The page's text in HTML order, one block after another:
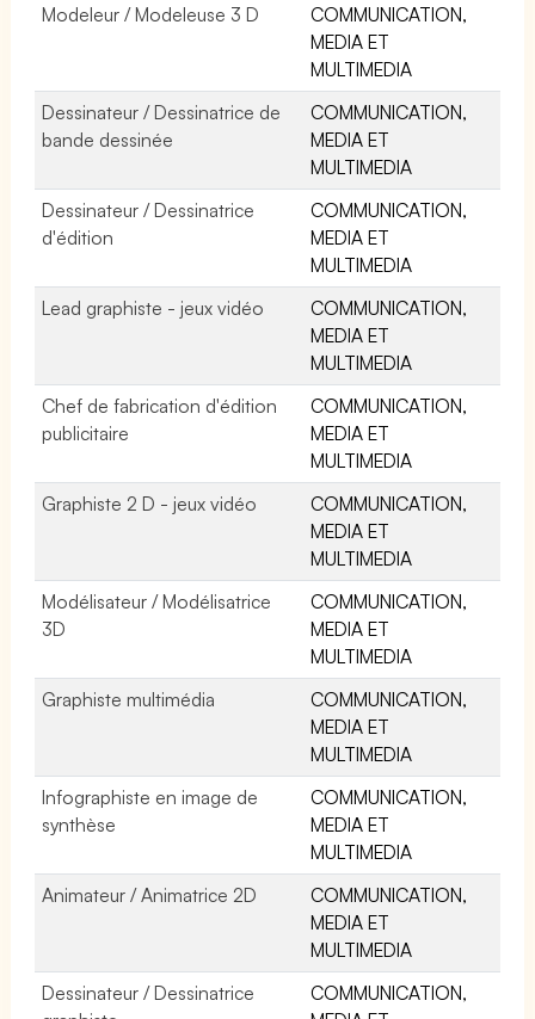
Modeleur / Modeleuse 3 D
COMMUNICATION,
MEDIA ET
MULTIMEDIA
Dessinateur / Dessinatrice de
bande dessinée
COMMUNICATION,
MEDIA ET
MULTIMEDIA
Dessinateur / Dessinatrice
d'édition
COMMUNICATION,
MEDIA ET
MULTIMEDIA
Lead graphiste - jeux vidéo
COMMUNICATION,
MEDIA ET
MULTIMEDIA
Chef de fabrication d'édition
publicitaire
COMMUNICATION,
MEDIA ET
MULTIMEDIA
Graphiste 2 D - jeux vidéo
COMMUNICATION,
MEDIA ET
MULTIMEDIA
Modélisateur / Modélisatrice
3D
COMMUNICATION,
MEDIA ET
MULTIMEDIA
Graphiste multimédia
COMMUNICATION,
MEDIA ET
MULTIMEDIA
Infographiste en image de
synthèse
COMMUNICATION,
MEDIA ET
MULTIMEDIA
Animateur / Animatrice 2D
COMMUNICATION,
MEDIA ET
MULTIMEDIA
Dessinateur / Dessinatrice
COMMUNICATION,